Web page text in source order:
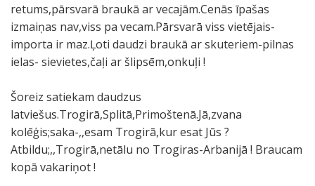
retums,pārsvarā braukā ar vecajām.Cenās īpašas
izmaiņas nav,viss pa vecam.Pārsvarā viss vietējais-
importa ir maz.Ļoti daudzi braukā ar skuteriem-pilnas
ielas- sievietes,čaļi ar šlipsēm,onkuļi !
Šoreiz satiekam daudzus
latviešus.Trogirā,Splitā,Primoštenā.Jā,zvana
kolēģis;saka-,,esam Trogirā,kur esat Jūs ?
Atbildu;,,Trogirā,netālu no Trogiras-Arbanijā ! Braucam
kopā vakariņot !